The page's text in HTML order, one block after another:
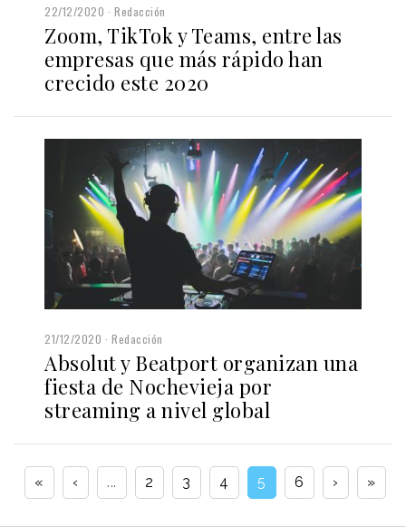
22/12/2020 Redacción
Zoom, TikTok y Teams, entre las
empresas que más rápido han
crecido este 2020
21/12/2020 Redacción
Absolut y Beatport organizan una
fiesta de Nochevieja por
streaming a nivel global
« ‹ ... 2 3 4 5 6 › »